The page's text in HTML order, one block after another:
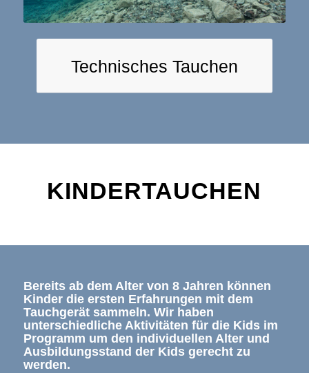
Technisches Tauchen
KINDERTAUCHEN
Bereits ab dem Alter von 8 Jahren können
Kinder die ersten Erfahrungen mit dem
Tauchgerät sammeln. Wir haben
unterschiedliche Aktivitäten für die Kids im
Programm um den individuellen Alter und
Ausbildungsstand der Kids gerecht zu
werden.